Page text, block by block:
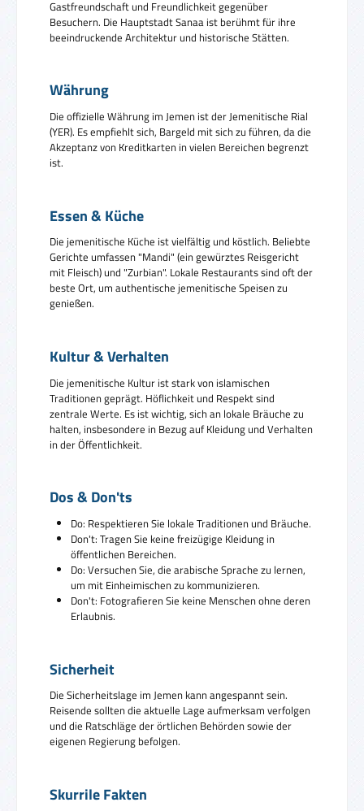
Gastfreundschaft und Freundlichkeit gegenüber
Besuchern. Die Hauptstadt Sanaa ist berühmt für ihre
beeindruckende Architektur und historische Stätten.
Währung
Die offizielle Währung im Jemen ist der Jemenitische Rial
(YER). Es empfiehlt sich, Bargeld mit sich zu führen, da die
Akzeptanz von Kreditkarten in vielen Bereichen begrenzt
ist.
Essen & Küche
Die jemenitische Küche ist vielfältig und köstlich. Beliebte
Gerichte umfassen "Mandi" (ein gewürztes Reisgericht
mit Fleisch) und "Zurbian". Lokale Restaurants sind oft der
beste Ort, um authentische jemenitische Speisen zu
genießen.
Kultur & Verhalten
Die jemenitische Kultur ist stark von islamischen
Traditionen geprägt. Höflichkeit und Respekt sind
zentrale Werte. Es ist wichtig, sich an lokale Bräuche zu
halten, insbesondere in Bezug auf Kleidung und Verhalten
in der Öffentlichkeit.
Dos & Don'ts
Do: Respektieren Sie lokale Traditionen und Bräuche.
Don't: Tragen Sie keine freizügige Kleidung in
öffentlichen Bereichen.
Do: Versuchen Sie, die arabische Sprache zu lernen,
um mit Einheimischen zu kommunizieren.
Don't: Fotografieren Sie keine Menschen ohne deren
Erlaubnis.
Sicherheit
Die Sicherheitslage im Jemen kann angespannt sein.
Reisende sollten die aktuelle Lage aufmerksam verfolgen
und die Ratschläge der örtlichen Behörden sowie der
eigenen Regierung befolgen.
Skurrile Fakten